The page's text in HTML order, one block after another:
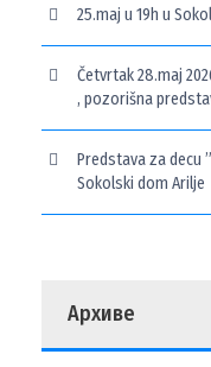
25.maj u 19h u
Četvrtak 28.maj
, pozorišna
Predstava za decu
Sokolski dom Arilje
Архиве